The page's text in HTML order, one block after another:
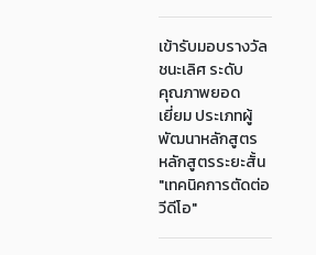
เข้ารับมอบรางวัล
ชนะเลิศ ระดับ
คุณภาพยอด
เยี่ยม ประเภทผู้
พัฒนาหลักสูตร
หลักสูตรระยะสั้น
"เทคนิคการตัดต่อ
วีดีโอ"